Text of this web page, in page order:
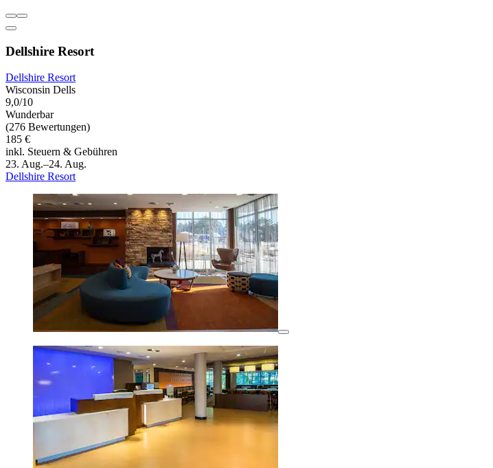
Dellshire Resort
Dellshire Resort
Wisconsin Dells
9,0/10
Wunderbar
(276 Bewertungen)
185 €
inkl. Steuern & Gebühren
23. Aug.–24. Aug.
Dellshire Resort